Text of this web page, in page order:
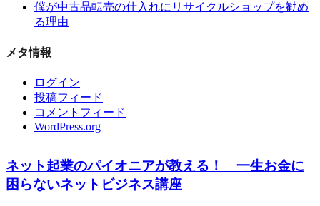
僕が中古品転売の仕入れにリサイクルショップを勧め
る理由
メタ情報
ログイン
投稿フィード
コメントフィード
WordPress.org
ネット起業のパイオニアが教える！ 一生お金に
困らないネットビジネス講座